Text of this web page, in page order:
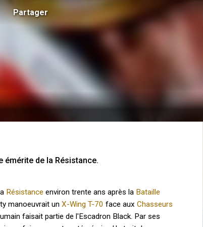
Partager
de la Résistance.
Résistance environ trente ans après la Bataille
manoeuvrait unX-Wing T-70 face auxChasseurs
faisait partie de l'Escadron Black. Par ses